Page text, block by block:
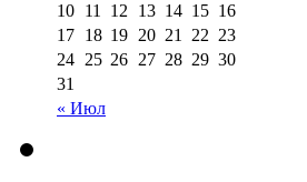
« Июл
10 11 12 13 14 15 16
17 18 19 20 21 22 23
24 25 26 27 28 29 30
31